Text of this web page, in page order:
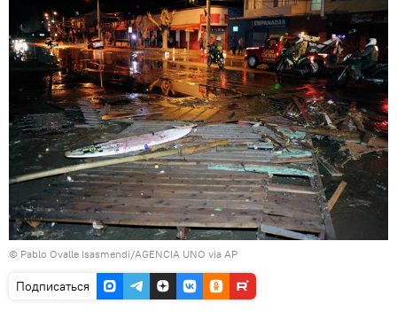
© Pablo Ovalle Isasmendi/AGENCIA UNO via AP
Подписаться